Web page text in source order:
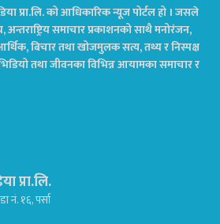
प्रा.लि. को आधिकारिक न्यूज पोर्टल हो । जसले
अन्तराष्ट्रिय समाचार प्रकाशनको साथै मनोरंजन,
बिचार तथा खोजमुलक सत्य, तथ्य र निस्पक्ष
तथा जीवनका विभिन्न आयामका समाचार र
प्रा.लि.
नं. १६, पर्सा